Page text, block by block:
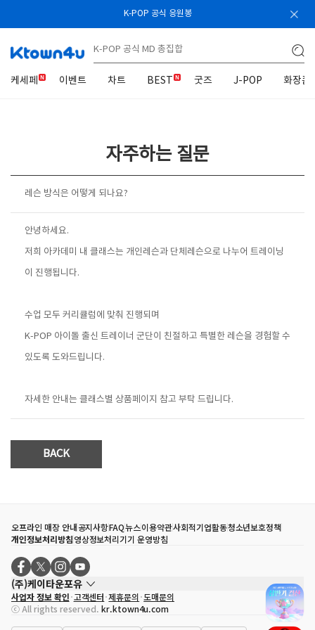
K-POP 공식 응원봉
케세페 이벤트 차트 BEST 굿즈 J-POP 화장품
자주하는 질문
레슨 방식은 어떻게 되나요?
안녕하세요.
저희 아카데미 내 클래스는 개인레슨과 단체레슨으로 나누어 트레이닝
이 진행됩니다.
수업 모두 커리큘럼에 맞춰 진행되며
K-POP 아이돌 출신 트레이너 군단이 친절하고 특별한 레슨을 경험할 수
있도록 도와드립니다.
자세한 안내는 클래스별 상품페이지 참고 부탁 드립니다.
BACK